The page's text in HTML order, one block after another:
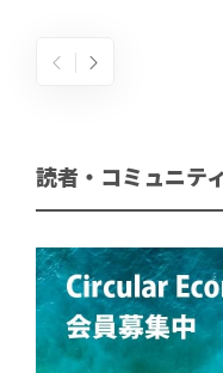
読者・コミュニテ